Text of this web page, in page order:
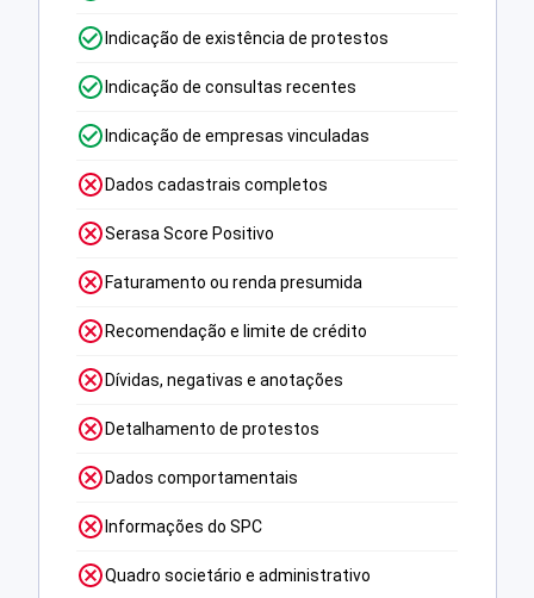
Indicação de existência de protestos
Indicação de consultas recentes
Indicação de empresas vinculadas
Dados cadastrais completos
Serasa Score Positivo
Faturamento ou renda presumida
Recomendação e limite de crédito
Dívidas, negativas e anotações
Detalhamento de protestos
Dados comportamentais
Informações do SPC
Quadro societário e administrativo